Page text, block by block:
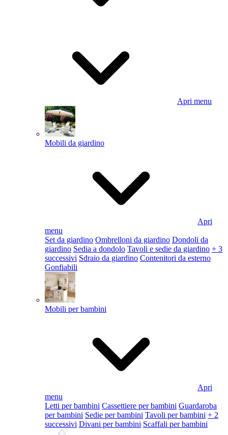
Apri menu
Mobili da giardino
Apri
menu
Set da giardino Ombrelloni da giardino Dondoli da
giardino Sedia a dondolo Tavoli e sedie da giardino + 3
successivi Sdraio da giardino Contenitori da esterno
Gonfiabili
Mobili per bambini
Apri
menu
Letti per bambini Cassettiere per bambini Guardaroba
per bambini Sedie per bambini Tavoli per bambini + 2
successivi Divani per bambini Scaffali per bambini